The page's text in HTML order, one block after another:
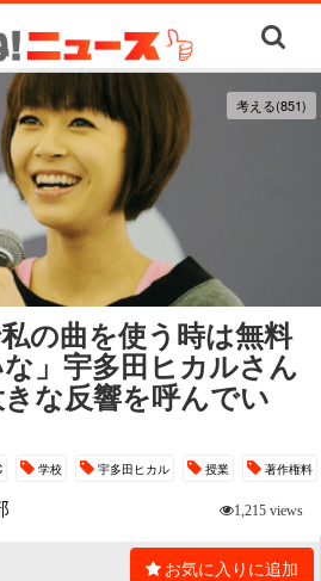
考える(851)
の曲を使う時は無料
」宇多田ヒカルさん
な反響を呼んでい
学校 宇多田ヒカル 授業 著作権料
1,215 views
お気に入りに追加